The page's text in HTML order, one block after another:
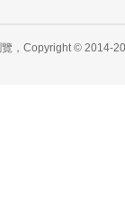
，Copyright © 2014-